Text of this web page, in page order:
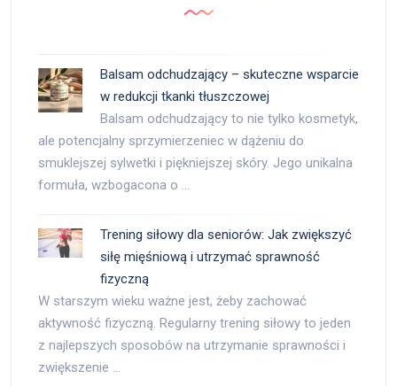
Balsam odchudzający – skuteczne wsparcie
w redukcji tkanki tłuszczowej
Balsam odchudzający to nie tylko kosmetyk,
ale potencjalny sprzymierzeniec w dążeniu do
smuklejszej sylwetki i piękniejszej skóry. Jego unikalna
formuła, wzbogacona o …
Trening siłowy dla seniorów: Jak zwiększyć
siłę mięśniową i utrzymać sprawność
fizyczną
W starszym wieku ważne jest, żeby zachować
aktywność fizyczną. Regularny trening siłowy to jeden
z najlepszych sposobów na utrzymanie sprawności i
zwiększenie …